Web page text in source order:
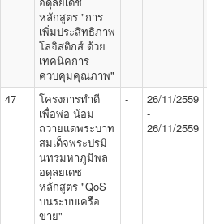
หลักสูตร "การ
เพิ่มประสิทธิภาพ
โลจิสติกส์ ด้วย
เทคนิคการ
ควบคุมคุณภาพ"
47
โครงการทำดี
เพื่อพ่อ น้อม
ถวายแด่พระบาท
สมเด็จพระปรมิ
นทรมหาภูมิพล
อดุลยเดช
หลักสูตร "QoS
บนระบบเครือ
ข่าย"
-
26/11/2559
-
26/11/2559